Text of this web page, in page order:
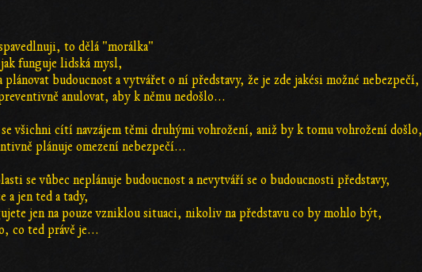
to dělá "morálka"
funguje lidská mysl,
plánovat budoucnost a vytvářet o ní představy, že je zde jakési možné nebezpečí,
anulovat, aby k němu nedošlo...
se všichni cítí navzájem těmi druhými vohrožení, aniž by k tomu vohrožení došlo,
plánuje omezení nebezpečí...
se vůbec neplánuje budoucnost a nevytváří se o budoucnosti představy,
a jen ted a tady,
jen na pouze vzniklou situaci, nikoliv na představu co by mohlo být,
co ted právě je...